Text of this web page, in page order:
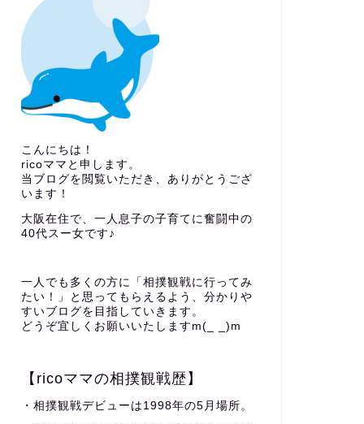
こんにちは！
ricoママと申します。
当ブログを閲覧いただき、ありがとうござ
います！
大阪在住で、一人息子の子育てに奮闘中の
40代スー女です♪
一人でも多くの方に「相撲観戦に行ってみ
たい！」と思ってもらえるよう、分かりや
すいブログを目指していきます。
どうぞ宜しくお願いいたしますm(_ _)m
【ricoママの相撲観戦歴】
・相撲観戦デビューは1998年の5月場所。